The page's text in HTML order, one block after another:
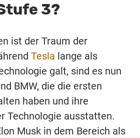
3?
ist der Traum der
Tesla lange als
galt, sind es nun
BMW, die die ersten
haben und ihre
Technologie ausstatten.
Musk in dem Bereich als